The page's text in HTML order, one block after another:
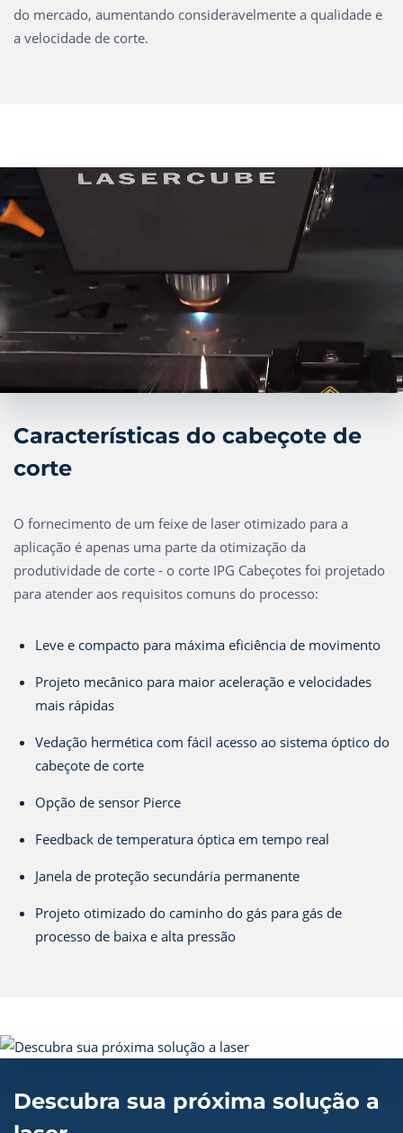
do mercado, aumentando consideravelmente a qualidade e
a velocidade de corte.
Características do cabeçote de
corte
O fornecimento de um feixe de laser otimizado para a
aplicação é apenas uma parte da otimização da
produtividade de corte - o corte IPG Cabeçotes foi projetado
para atender aos requisitos comuns do processo:
Leve e compacto para máxima eficiência de movimento
Projeto mecânico para maior aceleração e velocidades
mais rápidas
Vedação hermética com fácil acesso ao sistema óptico do
cabeçote de corte
Opção de sensor Pierce
Feedback de temperatura óptica em tempo real
Janela de proteção secundária permanente
Projeto otimizado do caminho do gás para gás de
processo de baixa e alta pressão
Descubra sua próxima solução a